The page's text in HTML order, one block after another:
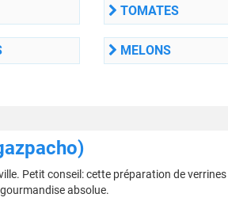
TOMATES
MELONS
Petit conseil: cette préparation de verrines
absolue.